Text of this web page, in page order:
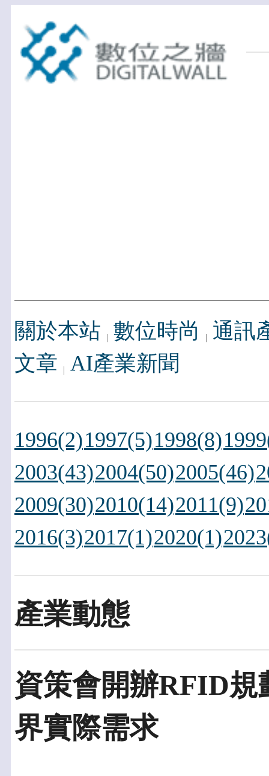
關於本站 數位時尚
通訊
文章 AI產業新聞
1996(2)1997(5)1998(8)
2003(43)2004(50)2005(46)
2009(30)2010(14)2011(9)
2016(3)2017(1)2020(1)
產業動態
資策會開辦RFID規
界實際需求